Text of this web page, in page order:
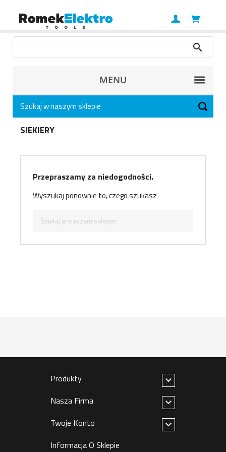
MENU
SIEKIERY
Przepraszamy za niedogodności.
Wyszukaj ponownie to, czego szukasz
Produkty

Nasza Firma

Twoje Konto

Informacja O Sklepie